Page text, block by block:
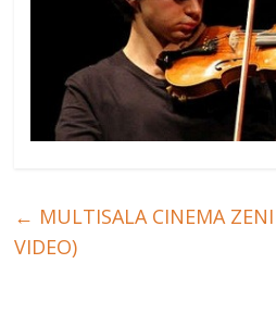
← MULTISALA CINEMA
VIDEO)